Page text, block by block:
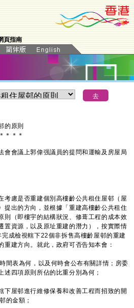
頁指南
的原則
＊ ＊ ＊ ＊
會議上郭偉强議員的提問和運輸及房屋局
慮是否重建個別高樓齡公共租住屋邨（屋
提出的方向，並根據「重建高樓齡公共租住
則（即樓宇的結構狀況、修葺工程的成本效
置資源，以及原址重建的潛力），按實際情
成檢視轄下22個非拆售高樓齡屋邨的重建
重建方向。就此，政府可否告知本會：
間表為何，以及何時會公布有關詳情；房委
四項原則所佔的比重分別為何；
下屋邨進行維修保養和改善工程而招致的開
的金額；